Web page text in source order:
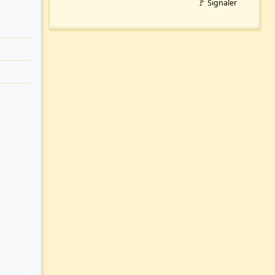
🚩 Signaler